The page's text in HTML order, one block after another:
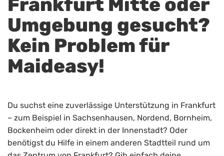
Umgebung gesucht?
Kein Problem für
Maideasy!
Du suchst eine zuverlässige Unterstützung in Frankfurt
– zum Beispiel in Sachsenhausen, Nordend, Bornheim,
Bockenheim oder direkt in der Innenstadt? Oder
benötigst du Hilfe in einem anderen Stadtteil rund um